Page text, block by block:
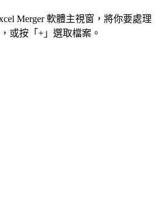
Merger 軟體主視窗，將你要處理
或按「+」選取檔案。